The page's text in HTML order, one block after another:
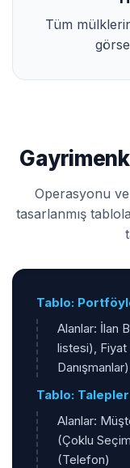
Tüm
Operasyonu
tasarlanmış
Tablo:
Alanlar: İlan
listesi), Fiyat
Tablo: Talepler
Alanlar:
(Çoklu
(Telefon)